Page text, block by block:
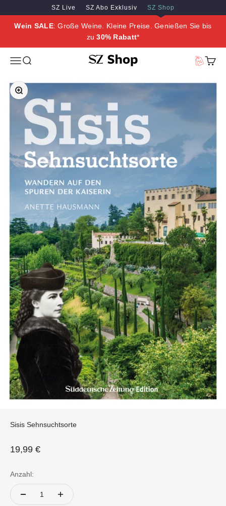
Zum Inhalt springen
Zum Hauptinhalt springen
SZ Live SZ Abo Exklusiv SZ Shop
Wein SALE: Große Weine. Kleine Preise. Genießen Sie bis
zu30% Rabatt*
MenüSuche SZ Erleben
Bild vergrößern
Sisis Sehnsuchtsorte
Angebot
19,99 €
Anzahl: